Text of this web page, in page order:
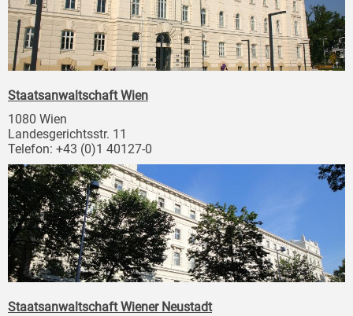
Staatsanwaltschaft Wien
1080 Wien
Landesgerichtsstr. 11
Telefon: +43 (0)1 40127-0
Staatsanwaltschaft Wiener Neustadt